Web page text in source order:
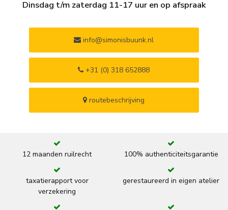
Dinsdag t/m zaterdag 11-17 uur en op afspraak
info@simonisbuunk.nl
+31 (0) 318 652888
routebeschrijving
12 maanden ruilrecht 100% authenticiteitsgarantie
taxatierapport voor
verzekering
gerestaureerd in eigen atelier